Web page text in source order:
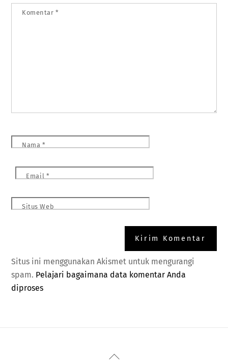
Komentar*
Nama *
Email *
Situs Web
Situs ini menggunakan Akismet untuk mengurangi
spam. Pelajari bagaimana data komentar Anda
diproses
Back